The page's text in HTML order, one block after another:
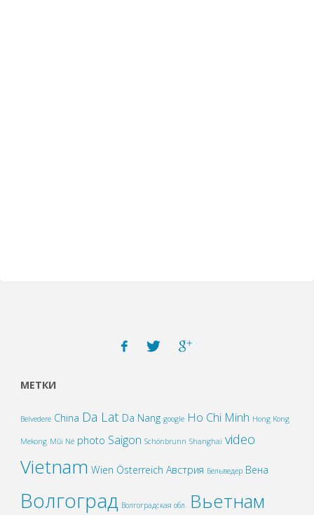
МЕТКИ
Belvedere China Da Lat Da Nang google Ho Chi Minh Hong Kong
Mekong Mũi Né photo Saigon Schönbrunn Shanghai video
Vietnam Wien Österreich Австрия Бельведер Вена
Волгоград Волгоградская обл. Вьетнам